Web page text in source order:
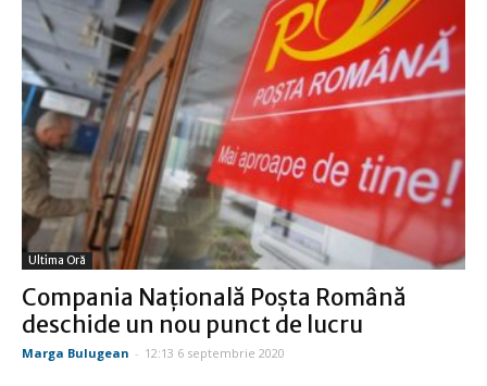
Ultima Oră
Compania Naţională Poşta Română
deschide un nou punct de lucru
Marga Bulugean - 12:13 6 septembrie 2020